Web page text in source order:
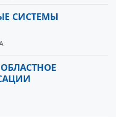
СИСТЕМЫ